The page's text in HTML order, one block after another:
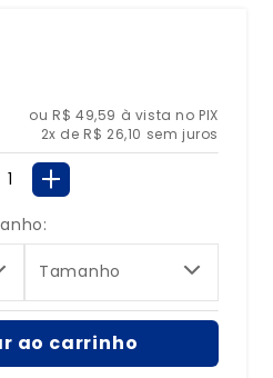
ou R$ 49,59 à vista no PIX
2x de R$ 26,10 sem juros
＋
Tamanho
ao carrinho